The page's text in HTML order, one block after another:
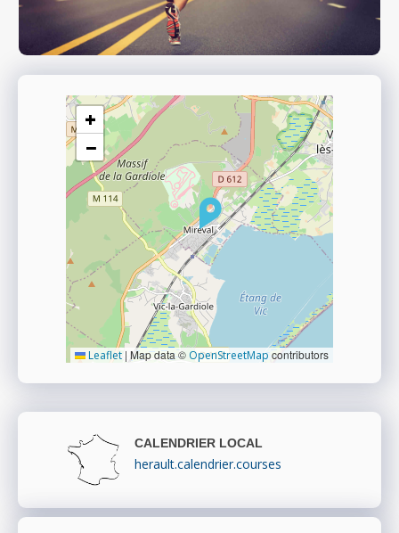
+
−
Leaflet | Map data © OpenStreetMapcontributors
CALENDRIER LOCAL
herault.calendrier.courses